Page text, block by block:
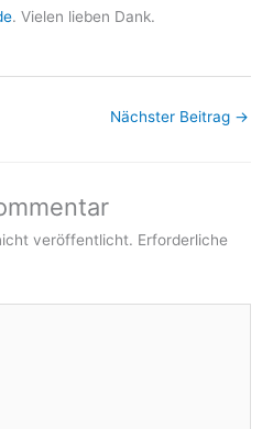
. Vielen lieben Dank.
Nächster Beitrag →
veröffentlicht. Erforderliche